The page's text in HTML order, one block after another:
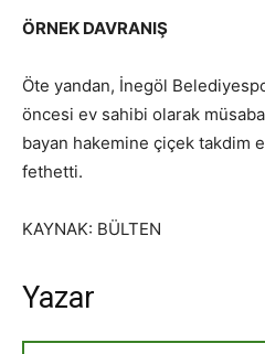
ÖRNEK DAVRANIŞ
Öte yandan, İnegöl
öncesi ev sahibi olarak
bayan hakemine çiçek takdim
fethetti.
KAYNAK: BÜLTEN
Yazar